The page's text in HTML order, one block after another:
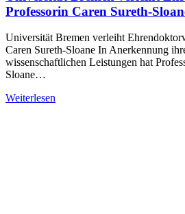
Professorin Caren Sureth-
Universität Bremen verleiht
Caren Sureth-Sloane In Anerkennung
wissenschaftlichen Leistungen hat
Sloane…
Weiterlesen